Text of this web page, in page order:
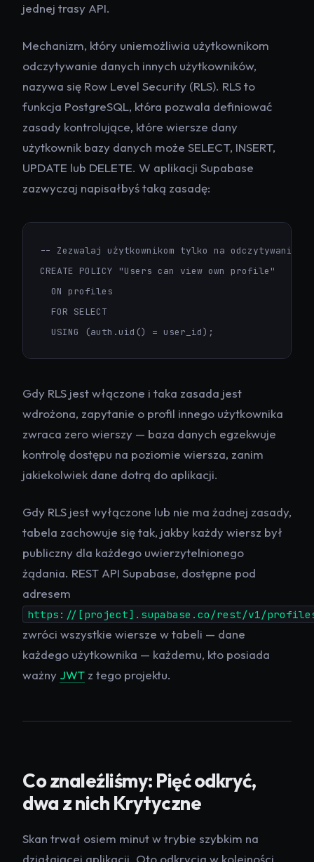
jednej trasy API.
Mechanizm, który uniemożliwia użytkownikom
odczytywanie danych innych użytkowników,
nazywa się Row Level Security (RLS). RLS to
funkcja PostgreSQL, która pozwala definiować
zasady kontrolujące, które wiersze dany
użytkownik bazy danych może SELECT, INSERT,
UPDATE lub DELETE. W aplikacji Supabase
zazwyczaj napisałbyś taką zasadę:
-- Zezwalaj użytkownikom tylko na odczytywanie
CREATE POLICY "Users can view own profile"
  ON profiles
  FOR SELECT
  USING (auth.uid() = user_id);
Gdy RLS jest włączone i taka zasada jest
wdrożona, zapytanie o profil innego użytkownika
zwraca zero wierszy — baza danych egzekwuje
kontrolę dostępu na poziomie wiersza, zanim
jakiekolwiek dane dotrą do aplikacji.
Gdy RLS jestwyłączone lub nie ma żadnej zasady,
tabela zachowuje się tak, jakby każdy wiersz był
publiczny dla każdego uwierzytelnionego
żądania. REST API Supabase, dostępne pod
adresem
https://[project].supabase.co/rest/v1/
zwróci wszystkie wiersze w tabeli — dane
każdego użytkownika — każdemu, kto posiada
ważny JWT z tego projektu.
Co znaleźliśmy: Pięć odkryć,
dwa z nich Krytyczne
Skan trwał osiem minut w trybie szybkim na
działającej aplikacji. Oto odkrycia w kolejności